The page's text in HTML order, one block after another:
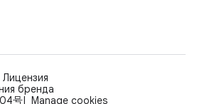
Лицензия
бренда
号
Manage cookies